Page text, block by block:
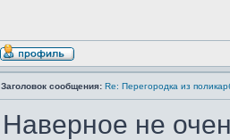
Заголовок сообщения: Re: Перегородка из
Наверное не